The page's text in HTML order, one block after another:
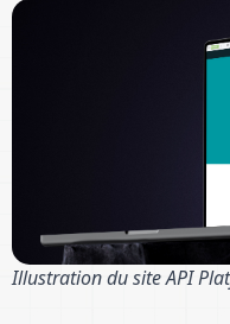
Illustration du site API